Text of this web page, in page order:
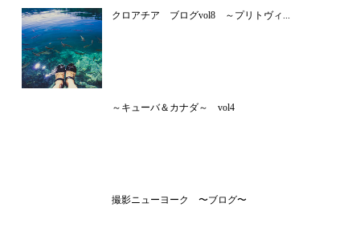
クロアチア ブログvol8 ～プリトヴィ...
～キューバ＆カナダ～ vol4
撮影ニューヨーク 〜ブログ〜